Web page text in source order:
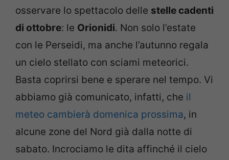
osservare lo spettacolo delle stelle cadenti
di ottobre: le Orionidi. Non solo l’estate
con le Perseidi, ma anche l’autunno regala
un cielo stellato con sciami meteorici.
Basta coprirsi bene e sperare nel tempo. Vi
abbiamo già comunicato, infatti, che il
meteo cambierà domenica prossima, in
alcune zone del Nord già dalla notte di
sabato. Incrociamo le dita affinché il cielo